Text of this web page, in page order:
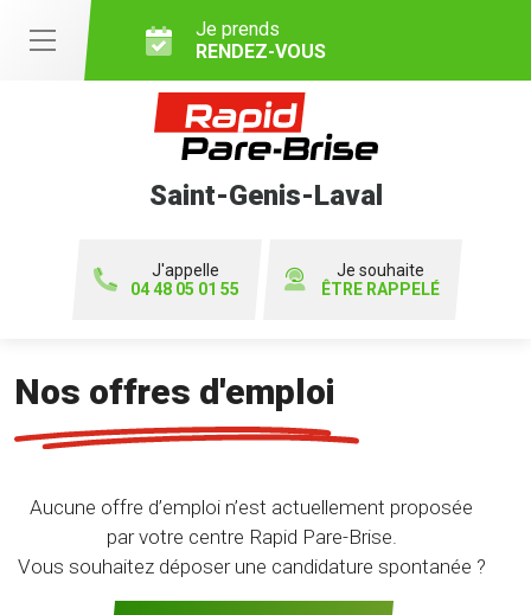
Je prends
RENDEZ-VOUS
Saint-Genis-Laval
J'appelle
04 48 05 01 55
Je souhaite
ÊTRE RAPPELÉ
Nos offres d'emploi
Aucune offre d’emploi n’est actuellement proposée
par votre centre Rapid Pare-Brise.
Vous souhaitez déposer une candidature spontanée ?